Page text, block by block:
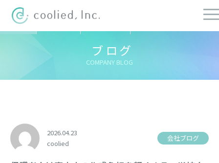
ブログ
COMPANY BLOG
ての記事
2026.04.23
coolied
会社ブログ